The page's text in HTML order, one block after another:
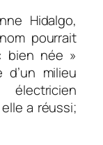
Hidalgo,
pourrait
bien née »
milieu
a réussi;